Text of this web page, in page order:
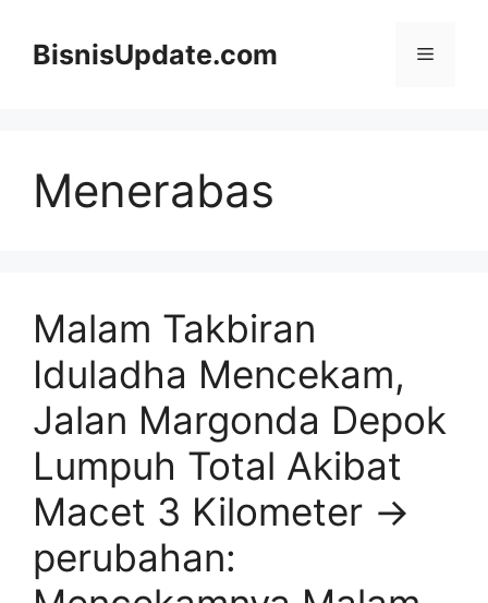
BisnisUpdate.com Menu
Menerabas
Malam Takbiran
Iduladha Mencekam,
Jalan Margonda Depok
Lumpuh Total Akibat
Macet 3 Kilometer →
perubahan: